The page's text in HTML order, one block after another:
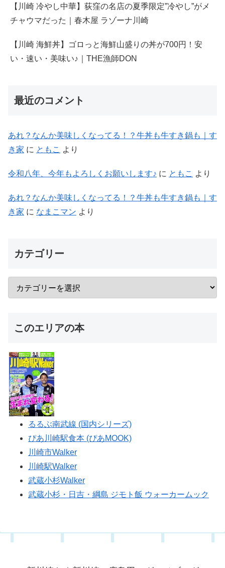
【川崎 冷やし中華】荻窪の名店の夏季限定”冷やし”がメ
チャウマだった｜春木屋 ラゾーナ川崎
【川崎 海鮮丼】ゴロっと海鮮山盛りの丼が700円！安
い・速い・美味い♪｜THE漁師DON
最近のコメント
あれ？なんか美味しくなってる！？牛丼も牛すき鍋も｜す
き家 に ともこ より
令和八年、今年もよろしくお願いします♪ に ともこ より
あれ？なんか美味しくなってる！？牛丼も牛すき鍋も｜す
き家 に なまこマン より
カテゴリー
このエリアの本
るるぶ南武線 (国内シリーズ)
ぴあ川崎駅食本 (ぴあMOOK)
川崎市Walker
川崎駅Walker
武蔵小杉Walker
武蔵小杉・日吉・綱島 ジモト飯 ウォーカームック